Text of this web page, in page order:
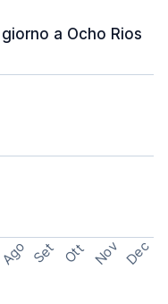
a Ocho Rios
Ago Set Ott Nov Dec